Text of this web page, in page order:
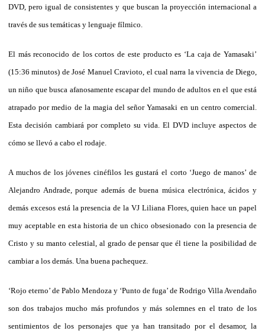
DVD, pero igual de consistentes y que buscan la proyección internacional a
través de sus temáticas y lenguaje fílmico.
El más reconocido de los cortos de este producto es ‘La caja de Yamasaki’
(15:36 minutos) de José Manuel Cravioto, el cual narra la vivencia de Diego,
un niño que busca afanosamente escapar del mundo de adultos en el que está
atrapado por medio de la magia del señor Yamasaki en un centro comercial.
Esta decisión cambiará por completo su vida. El DVD incluye aspectos de
cómo se llevó a cabo el rodaje.
A muchos de los jóvenes cinéfilos les gustará el corto ‘Juego de manos’ de
Alejandro Andrade, porque además de buena música electrónica, ácidos y
demás excesos está la presencia de la VJ Liliana Flores, quien hace un papel
muy aceptable en esta historia de un chico obsesionado con la presencia de
Cristo y su manto celestial, al grado de pensar que él tiene la posibilidad de
cambiar a los demás. Una buena pachequez.
‘Rojo eterno’ de Pablo Mendoza y ‘Punto de fuga’ de Rodrigo Villa Avendaño
son dos trabajos mucho más profundos y más solemnes en el trato de los
sentimientos de los personajes que ya han transitado por el desamor, la